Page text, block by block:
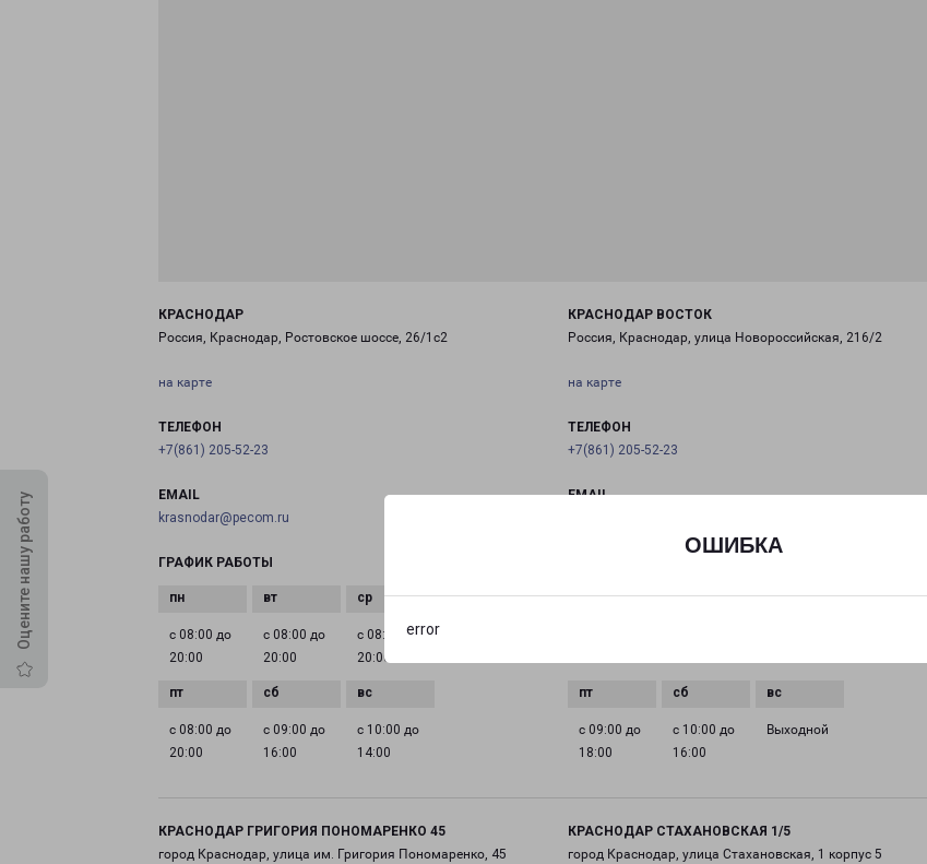
ОШИБКА
error
Оцените нашу работу
КРАСНОДАР
Россия, Краснодар, Ростовское шоссе, 26/1с2
на карте
ТЕЛЕФОН
+7(861) 205-52-23
EMAIL
krasnodar@pecom.ru
ГРАФИК РАБОТЫ
с 08:00 до
20:00
с 08:00 до
20:00
с 08:00 до
20:00
с 08:00 до
20:00
с 09:00 до
16:00
с 10:00 до
14:00
КРАСНОДАР ВОСТОК
Россия, Краснодар, улица Новороссийская, 216/2
на карте
ТЕЛЕФОН
+7(861) 205-52-23
EMAIL
с 09:00 до
18:00
с 10:00 до
16:00
Выходной
КРАСНОДАР ГРИГОРИЯ ПОНОМАРЕНКО 45
город Краснодар, улица им. Григория Пономаренко, 45
КРАСНОДАР СТАХАНОВСКАЯ 1/5
город Краснодар, улица Стахановская, 1 корпус 5